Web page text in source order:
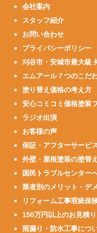
会社案内
スタッフ紹介
お問い合わせ
プライバシーポリシー
刈谷市・安城市最大級
エムアール７つのこだ
塗り替え価格の考え方
安心コミコミ価格塗装
ラジオ出演
お客様の声
保証・アフターサービ
外壁・屋根塗装の塗替
国民トラブルセンター
業者別のメリット・デ
リフォーム工事瑕疵保
150万円以上のお見積
雨漏り・防水工事につ